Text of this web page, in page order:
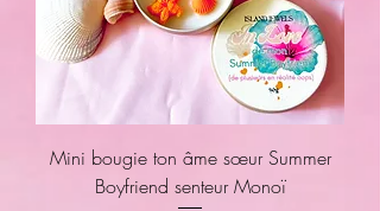
Mini bougie ton âme sœur Summer
Boyfriend senteur Monoï